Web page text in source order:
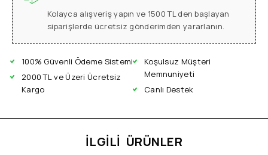
Kolayca alışveriş yapın ve 1500 TL den başlayan
siparişlerde ücretsiz gönderimden yararlanın.
100% Güvenli Ödeme Sistemi
2000 TL ve Üzeri Ücretsiz
Kargo
Koşulsuz Müşteri
Memnuniyeti
Canlı Destek
İLGILI ÜRÜNLER